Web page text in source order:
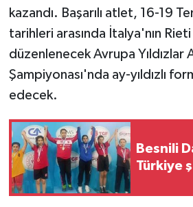
kazandı. Başarılı atlet, 16-19
tarihleri arasında İtalya'nın
düzenlenecek Avrupa Yıldızlar
Şampiyonası'nda ay-yıldızlı
edecek.
Besnili
Türkiye